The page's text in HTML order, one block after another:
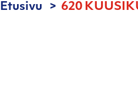
Etusivu 620